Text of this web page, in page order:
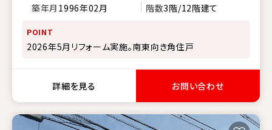
築年月 1996年02月 階数3階/12階建て
POINT
2026年5月リフォーム実施。南東向き角住戸
詳細を見る お問い合わせ